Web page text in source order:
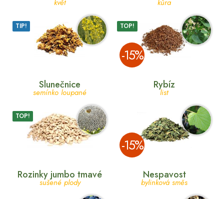
květ
TIP!
kůra
TOP!
­-15%
Slunečnice
semínko loupané
TOP!
Rybíz
list
­-15%
Rozinky jumbo tmavé
sušené plody
Nespavost
bylinková směs